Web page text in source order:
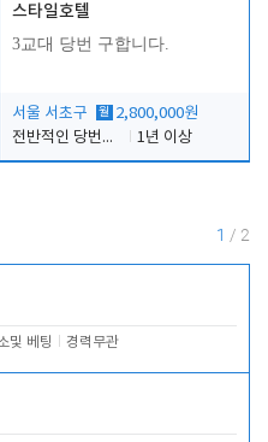
스타일호텔
3교대 당번 구합니다.
서울 서초구 월 2,800,000원
전반적인 당번업무
1년 이상
1 / 2
및 베팅 경력무관